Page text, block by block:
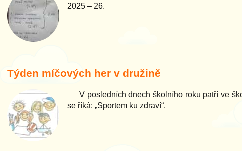
2025 – 26.
Týden míčových her v družině
V posledních dnech školního roku patří ve
se říká: „Sportem ku zdraví“.